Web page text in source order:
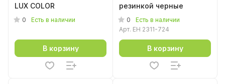
LUX COLOR
0 Есть в наличии
В корзину
резинкой черные
0
Есть в наличии
Арт. EH 2311-724
В корзину